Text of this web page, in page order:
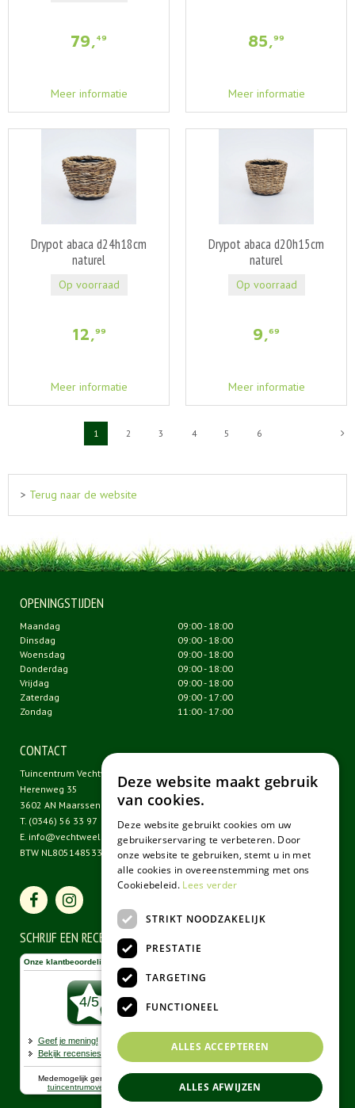
79,49
Meer informatie
85,99
Meer informatie
Drypot abaca d24h18cm
naturel
12,99
Meer informatie
Op voorraad
Drypot abaca d20h15cm
naturel
9,69
Meer informatie
Op voorraad
1 2 3 4 5 6
> Terug naar de website
OPENINGSTIJDEN
Maandag
09:00 - 18:00
Dinsdag
09:00 - 18:00
Woensdag
09:00 - 18:00
Donderdag
09:00 - 18:00
Vrijdag
09:00 - 18:00
Zaterdag
09:00 - 17:00
Zondag
11:00 - 17:00
CONTACT
Tuincentrum Vechtweelde
Herenweg 35
3602 AN Maarssen
T. (0346) 56 33 97
E. info@vechtweelde.nl
BTW NL805148533B01
SCHRIJF EEN RECENSIE
Deze website maakt gebruik
van cookies.
Deze website gebruikt cookies om uw
gebruikerservaring te verbeteren. Door
onze website te gebruiken, stemt u in met
alle cookies in overeenstemming met ons
Cookiebeleid. Lees verder
STRIKT NOODZAKELIJK
PRESTATIE
TARGETING
FUNCTIONEEL
ALLES ACCEPTEREN
ALLES AFWIJZEN